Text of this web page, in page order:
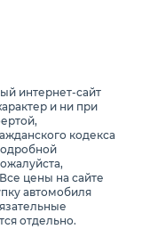
интернет-сайт
и ни при
кодекса
цены на сайте
автомобиля
отдельно.